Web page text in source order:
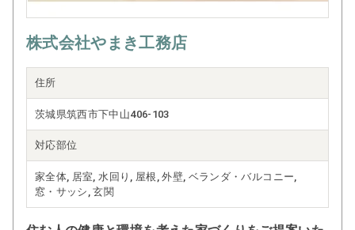
株式会社やまき工務店
住所
茨城県筑西市下中山406-103
対応部位
家全体, 居室, 水回り, 屋根, 外壁, ベランダ・バルコニー,
窓・サッシ, 玄関